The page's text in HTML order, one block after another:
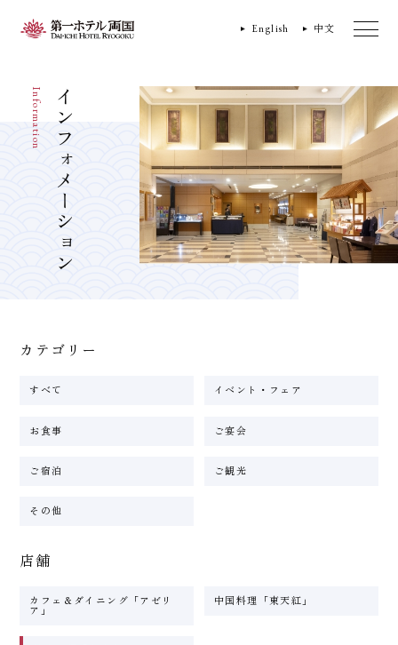
English 中文
インフォメーション
Information
カテゴリー
すべて イベント・フェア
お食事 ご宴会
ご宿泊 ご観光
その他
店舗
カフェ＆ダイニング「アゼリ
ア」
中国料理「東天紅」